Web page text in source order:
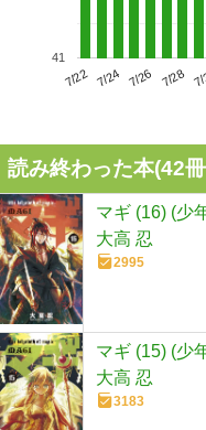
7/22 7/24 7/26 7/28
41
読み終わった本(42
マギ (16) (少
大高 忍
2995
マギ (15) (少
大高 忍
3183